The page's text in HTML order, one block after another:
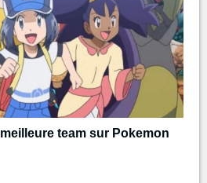
team sur Pokemon